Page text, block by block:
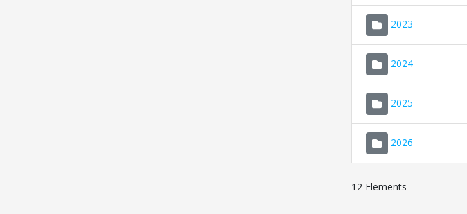
2023
2024
2025
2026
12 Elements